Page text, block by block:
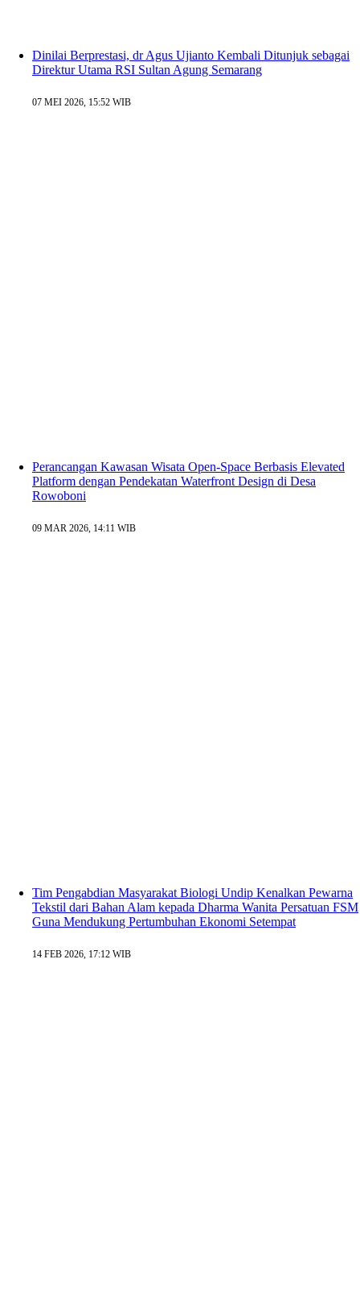
Dinilai Berprestasi, dr Agus Ujianto Kembali Ditunjuk sebagai
Direktur Utama RSI Sultan Agung Semarang
07 MEI 2026, 15:52 WIB
Perancangan Kawasan Wisata Open-Space Berbasis Elevated
Platform dengan Pendekatan Waterfront Design di Desa
Rowoboni
09 MAR 2026, 14:11 WIB
Tim Pengabdian Masyarakat Biologi Undip Kenalkan Pewarna
Tekstil dari Bahan Alam kepada Dharma Wanita Persatuan FSM
Guna Mendukung Pertumbuhan Ekonomi Setempat
14 FEB 2026, 17:12 WIB